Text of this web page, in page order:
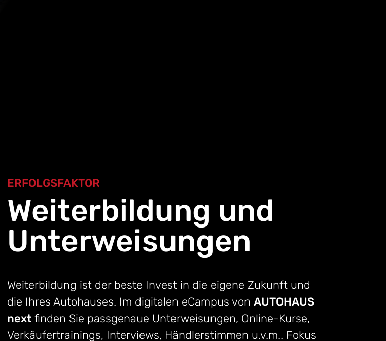
ERFOLGSFAKTOR
Weiterbildung und
Unterweisungen
Weiterbildung ist der beste Invest in die eigene Zukunft und
die Ihres Autohauses. Im digitalen eCampus von AUTOHAUS
next finden Sie passgenaue Unterweisungen, Online-Kurse,
Verkäufertrainings, Interviews, Händlerstimmen u.v.m.. Fokus